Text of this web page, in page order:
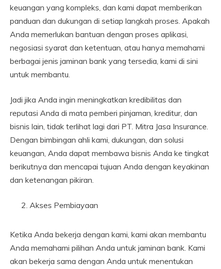
keuangan yang kompleks, dan kami dapat memberikan
panduan dan dukungan di setiap langkah proses. Apakah
Anda memerlukan bantuan dengan proses aplikasi,
negosiasi syarat dan ketentuan, atau hanya memahami
berbagai jenis jaminan bank yang tersedia, kami di sini
untuk membantu.
Jadi jika Anda ingin meningkatkan kredibilitas dan
reputasi Anda di mata pemberi pinjaman, kreditur, dan
bisnis lain, tidak terlihat lagi dari PT. Mitra Jasa Insurance.
Dengan bimbingan ahli kami, dukungan, dan solusi
keuangan, Anda dapat membawa bisnis Anda ke tingkat
berikutnya dan mencapai tujuan Anda dengan keyakinan
dan ketenangan pikiran.
Akses Pembiayaan
Ketika Anda bekerja dengan kami, kami akan membantu
Anda memahami pilihan Anda untuk jaminan bank. Kami
akan bekerja sama dengan Anda untuk menentukan